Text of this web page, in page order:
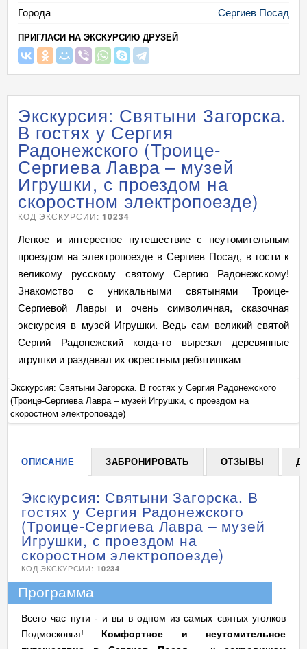
Города
Сергиев Посад
ПРИГЛАСИ НА ЭКСКУРСИЮ ДРУЗЕЙ
Экскурсия: Святыни Загорска.
В гостях у Сергия
Радонежского (Троице-
Сергиева Лавра – музей
Игрушки, с проездом на
скоростном электропоезде)
КОД ЭКСКУРСИИ: 10234
Легкое и интересное путешествие с неутомительным
проездом на электропоезде в Сергиев Посад, в гости к
великому русскому святому Сергию Радонежскому!
Знакомство с уникальными святынями Троице-
Сергиевой Лавры и очень символичная, сказочная
экскурсия в музей Игрушки. Ведь сам великий святой
Сергий Радонежский когда-то вырезал деревянные
игрушки и раздавал их окрестным ребятишкам
Экскурсия: Святыни Загорска. В гостях у Сергия Радонежского
(Троице-Сергиева Лавра – музей Игрушки, с проездом на
скоростном электропоезде)
ОПИСАНИЕ ЗАБРОНИРОВАТЬ ОТЗЫВЫ
Экскурсия: Святыни Загорска. В
гостях у Сергия Радонежского
(Троице-Сергиева Лавра – музей
Игрушки, с проездом на
скоростном электропоезде)
КОД ЭКСКУРСИИ: 10234
Программа
Всего час пути - и вы в одном из самых святых уголков
Подмосковья! Комфортное и неутомительное